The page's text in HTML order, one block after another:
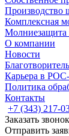
Производство
Комплексная
Молниезащита
О компании
Новости
Карьера в
Политика
Контакты
+7 (343) 217-
Заказать звонок
Отправить